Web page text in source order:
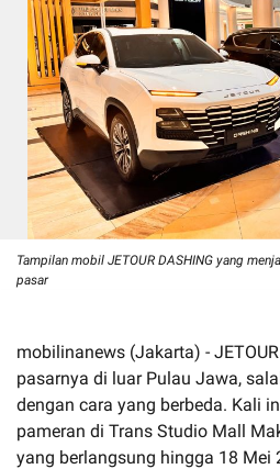
Tampilan mobil JETOUR DASHING yang
pasar
mobilinanews (Jakarta) -
pasarnya di luar Pulau Jawa,
dengan cara yang berbeda. Kali
pameran di Trans Studio Mall
yang berlangsung hingga 18 Mei